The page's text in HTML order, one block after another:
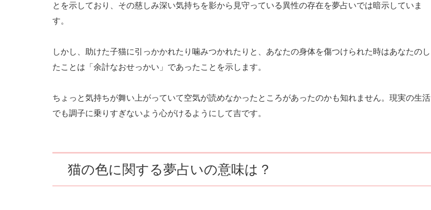
とを示しており、その慈しみ深い気持ちを影から見守っている異性の存在を夢占いでは暗示していま
す。
しかし、助けた子猫に引っかかれたり噛みつかれたりと、あなたの身体を傷つけられた時はあなたのし
たことは「余計なおせっかい」であったことを示します。
ちょっと気持ちが舞い上がっていて空気が読めなかったところがあったのかも知れません。現実の生活
でも調子に乗りすぎないよう心がけるようにして吉です。
猫の色に関する夢占いの意味は？